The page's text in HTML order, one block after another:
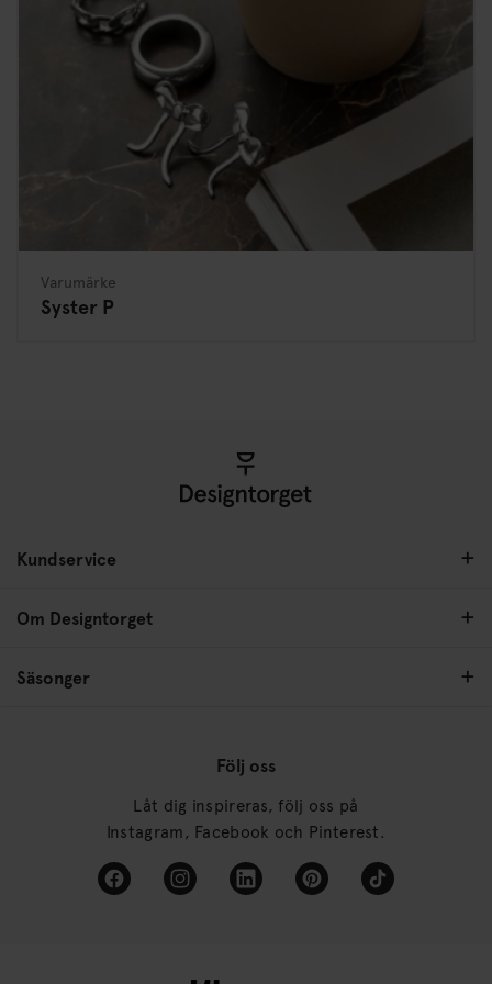
Varumärke
Syster P
Kundservice
Om Designtorget
Säsonger
Följ oss
Låt dig inspireras, följ oss på
Instagram, Facebook och Pinterest.